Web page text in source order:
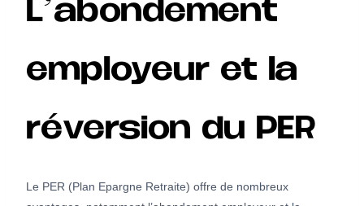
L’abondement
employeur et la
réversion du PER
Le PER (Plan Epargne Retraite) offre de nombreux